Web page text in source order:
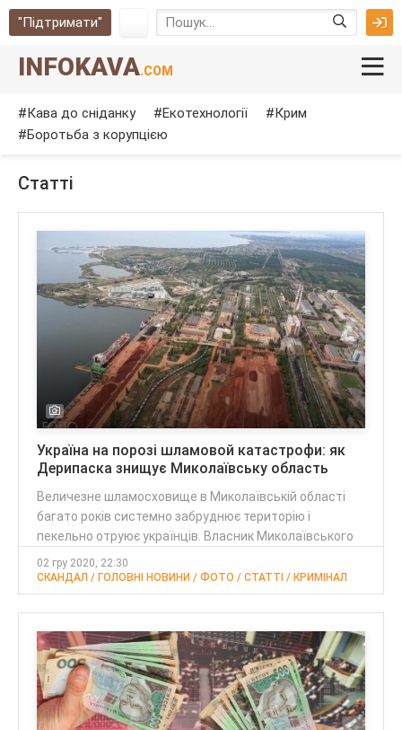
"Підтримати"
INFOKAVA.COM
Кава до сніданку Екотехнології
Крим
Боротьба з корупцією
Cтатті
Україна на порозі шламовой катастрофи: як
Дерипаска знищує Миколаївську область
Величезне шламосховище в Миколаївській області
багато років системно забруднює територію і
пекельно отруює українців. Власник Миколаївського
02 гру 2020, 22:30
СКАНДАЛ / ГОЛОВНІ НОВИНИ / ФОТО / CТАТТІ / КРИМІНАЛ